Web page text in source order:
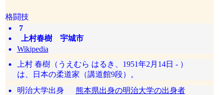
格闘技
7
上村春樹 宇城市
Wikipedia
上村 春樹（うえむら はるき、1951年2月14日 - ）
は、日本の柔道家（講道館9段）。
明治大学出身 熊本県出身の明治大学の出身者